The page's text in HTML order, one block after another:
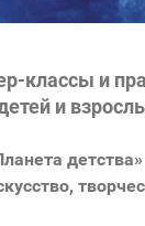
классы и
и